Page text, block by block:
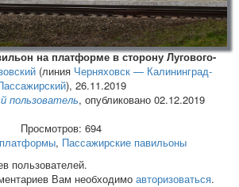
на платформе в сторону Лугового-
(линия Черняховск — Калининград-
), 26.11.2019
пользователь, опубликовано 02.12.2019
Просмотров: 694
, Пассажирские павильоны
пользователей.
Вам необходимо авторизоваться.